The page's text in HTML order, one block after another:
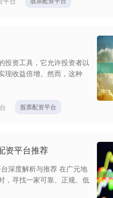
投资工具，它允许投资者以
现收益倍增。然而，这种
股票配资平台
资平台推荐
深度解析与推荐 在广元地
，寻找一家可靠、正规、低